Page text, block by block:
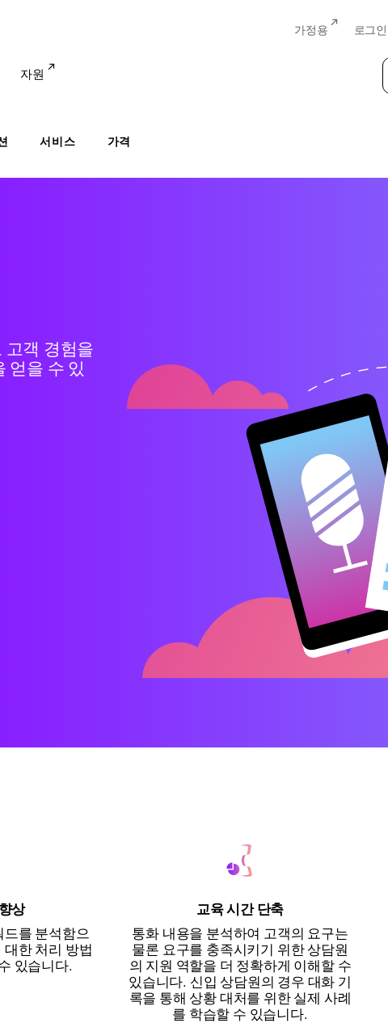
자원
가정용 로그인
서비스 가격
고객 경험을
얻을 수 있
상
드를 분석함으
대한 처리 방법
있습니다.
교육 시간 단축
통화 내용을 분석하여 고객의 요구는
물론 요구를 충족시키기 위한 상담원
의 지원 역할을 더 정확하게 이해할 수
있습니다. 신입 상담원의 경우 대화 기
록을 통해 상황 대처를 위한 실제 사례
를 학습할 수 있습니다.